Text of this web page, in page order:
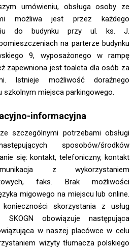
umówieniu, obsługa osoby ze
możliwa jest przez każdego
do budynku przy ul. ks. J.
na parterze budynku
9, wyposażonego w rampę
zapewniona jest toaleta dla osób za
Istnieje możliwość doraźnego
szkolnym miejsca parkingowego.
informacyjna
szczególnymi potrzebami obsługi
sposobów/środków
się: kontakt, telefoniczny, kontakt
z wykorzystaniem
faks. Brak możliwości
migowego na miejscu lub online.
skorzystania z usług
SKOGN obowiązuje następująca
w naszej placówce w celu
wizyty tłumacza polskiego